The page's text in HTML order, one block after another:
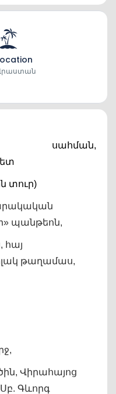
սահման,
տուր)
պանթեոն,
հայ
թաղամաս,
Վիրահայոց
Գևորգ